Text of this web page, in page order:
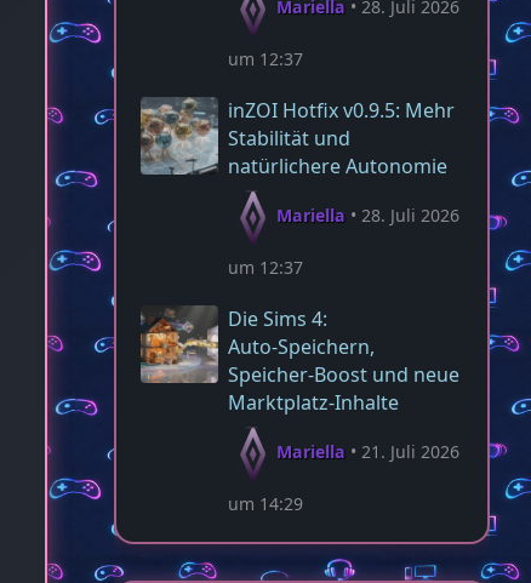
Mariella 28. Juli 2026
um 12:37
inZOI Hotfix v0.9.5: Mehr
Stabilität und
natürlichere Autonomie
Mariella 28. Juli 2026
um 12:37
Die Sims 4:
Auto‑Speichern,
Speicher‑Boost und neue
Marktplatz‑Inhalte
Mariella 21. Juli 2026
um 14:29